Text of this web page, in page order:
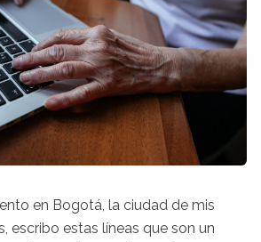
en Bogotá, la ciudad de mis
escribo estas líneas que son un